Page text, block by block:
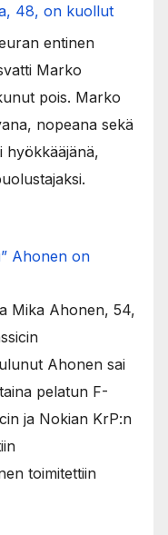
48, on kuollut
entinen
Marko
pois. Marko
nopeana sekä
hyökkääjänä,
Ahonen on
Mika Ahonen, 54,
Ahonen sai
pelatun F-
ja Nokian KrP:n
toimitettiin